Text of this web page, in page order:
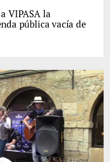
VIPASA la
pública vacía de